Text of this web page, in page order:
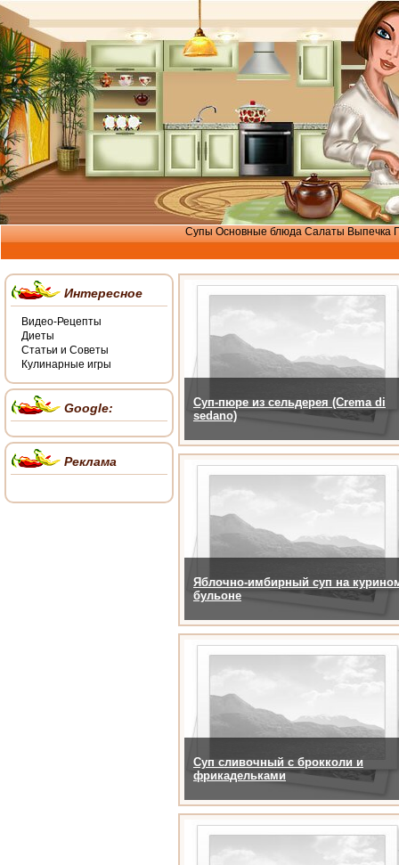
Супы Основные блюда Салаты Выпечка
Суп-пюре из сельдерея (Crema di
sedano)
Яблочно-имбирный суп на
бульоне
Суп сливочный с брокколи и
фрикадельками
Интересное
Видео-Рецепты
Диеты
Статьи и Советы
Кулинарные игры
Google:
Реклама